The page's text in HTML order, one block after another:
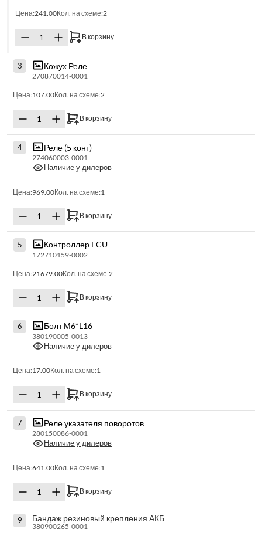
Цена:241.00Кол. на схеме:2
В корзину
3 Кожух Реле
270870014-0001
Цена:107.00Кол. на схеме:2
В корзину
4 Реле (5 конт)
274060003-0001
Наличие у дилеров
Цена:969.00Кол. на схеме:1
В корзину
5 Контроллер ECU
172710159-0002
Цена:21679.00Кол. на схеме:2
В корзину
6 Болт М6*L16
380190005-0013
Наличие у дилеров
Цена:17.00Кол. на схеме:1
В корзину
7 Реле указателя поворотов
280150086-0001
Наличие у дилеров
Цена:641.00Кол. на схеме:1
В корзину
9 Бандаж резиновый крепления АКБ
380900265-0001